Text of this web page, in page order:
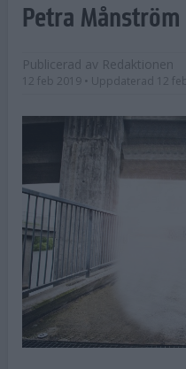
Petra
Publicerad av Redaktionen
12 feb 2019 • Uppdaterad 12